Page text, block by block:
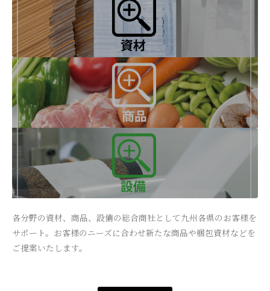
各分野の資材、商品、設備の総合商社として九州各県のお客様を
サポート。お客様のニーズに合わせ新たな商品や梱包資材などを
ご提案いたします。